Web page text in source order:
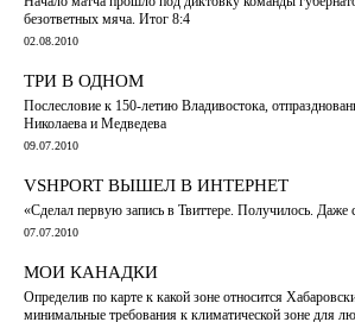
безответных мяча. Итог 8:4
02.08.2010
ТРИ В ОДНОМ
Послесловие к 150-летию Владивостока,
Николаева и Медведева
09.07.2010
VSHPORT ВЫШЕЛ В ИНТЕРНЕТ
«Сделал первую запись в Твиттере. Получилось. Даже
07.07.2010
МОИ КАНАДКИ
Определив по карте к какой зоне относится
минимальные требования к климатической зоне для